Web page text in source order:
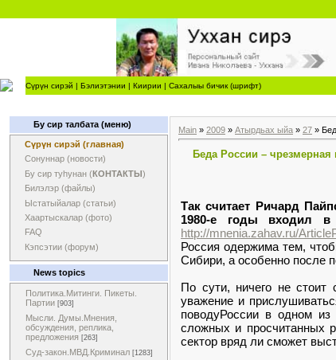
Сүрүн сирэй | Бэлиэтэнии | Киирии | Сахалыы бичик (шрифт)
Бу сир талбата (меню)
Сүрүн сирэй (главная)
Сонуннар (новости)
Бу сир туһунан (КОНТАКТЫ)
Билэлэр (файлы)
Ыстатыйалар (статьи)
Хаартыскалар (фото)
FAQ
Кэпсэтии (форум)
News topics
Политика.Митинги. Пикеты.
Партии [903]
Мысли. Думы.Мнения,
обсуждения, реплика,
предложения [263]
Суд-закон.МВД.Криминал [1283]
Main » 2009 » Атырдьах ыйа » 27 »
Беда России – чрезмерная
Так считает Ричард
1980-е годы входил в
http://mnenia.zahav.ru/
Россия одержима тем,
Сибири, а особенно после
По сути, ничего не стоит
уважение и
поводуРоссии в одном
сложных и просчитанных
сектор вряд ли сможет